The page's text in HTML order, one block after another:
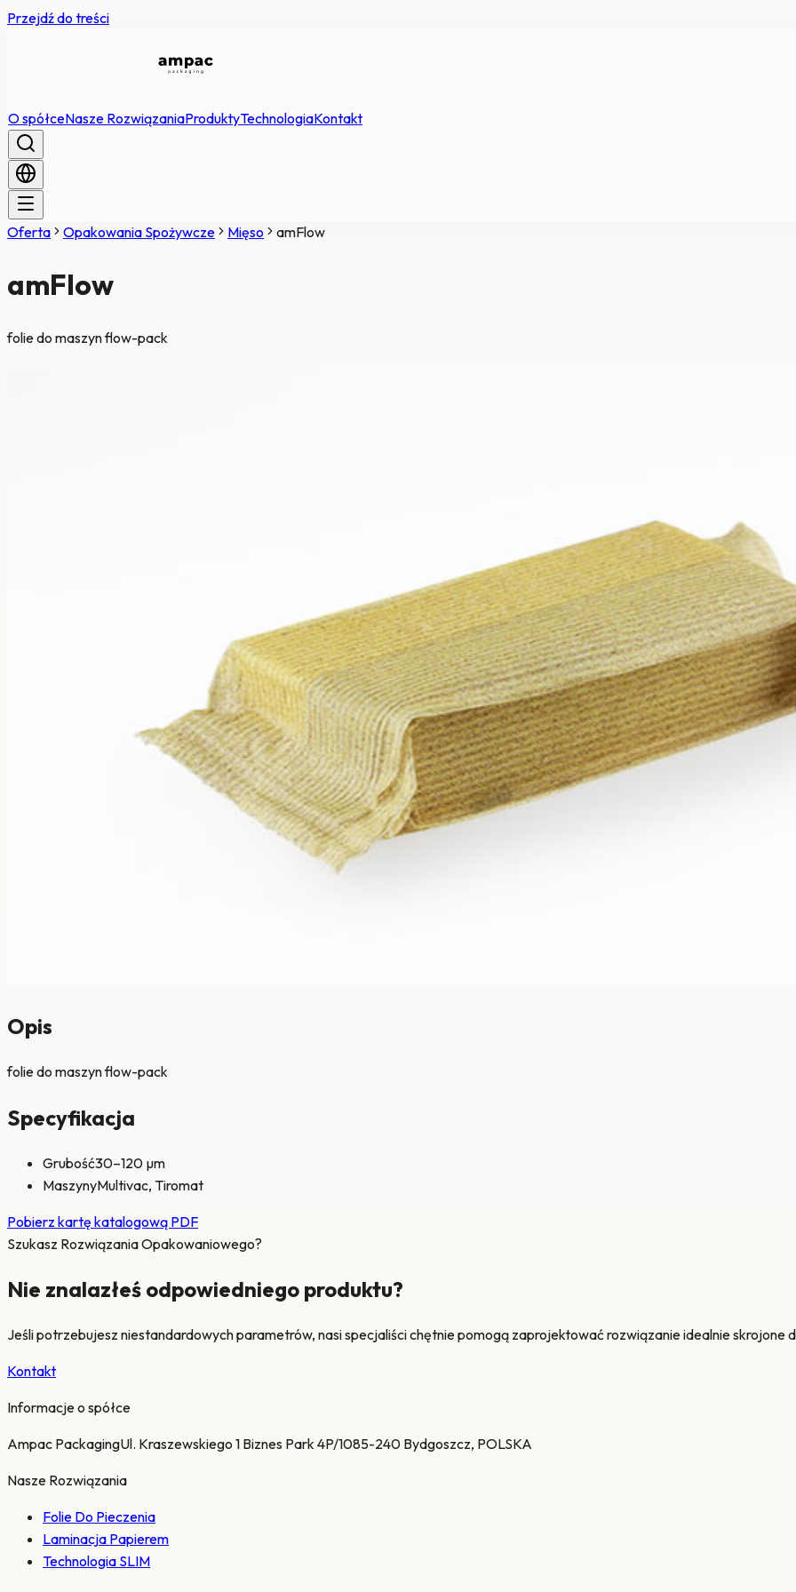
Przejdź do treści
O spółceNasze RozwiązaniaProduktyTechnologiaKontakt
Oferta Opakowania Spożywcze Mięso amFlow
amFlow
folie do maszyn flow-pack
Opis
folie do maszyn flow-pack
Specyfikacja
Grubość30–120 µm
MaszynyMultivac, Tiromat
Pobierz kartę katalogową PDF
Szukasz Rozwiązania Opakowaniowego?
Nie znalazłeś odpowiedniego produktu?
Jeśli potrzebujesz niestandardowych parametrów, nasi specjaliści chętnie pomogą zaprojektować rozwiązanie idealnie skrojone
Kontakt
Informacje o spółce
Ampac PackagingUl. Kraszewskiego 1 Biznes Park 4P/1085-240 Bydgoszcz, POLSKA
Nasze Rozwiązania
Folie Do Pieczenia
Laminacja Papierem
Technologia SLIM